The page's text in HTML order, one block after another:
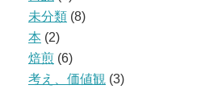
未分類 (8)
本 (2)
焙煎 (6)
考え、価値観 (3)